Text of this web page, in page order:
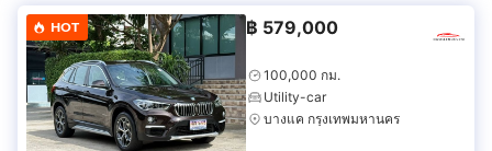
HOT ฿ 579,000
100,000 กม.
Utility-car
บางแค กรุงเทพมหานคร